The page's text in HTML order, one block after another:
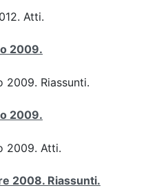
Atti.
2009.
2009. Riassunti.
2009.
2009. Atti.
2008. Riassunti.